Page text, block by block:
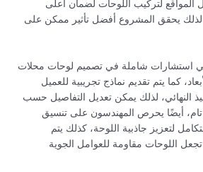
لتركيب اللوحات لضمان أعلى
لذلك يحقق المشروع أفضل تأثير ممكن على
استشارات شاملة في تصميم لوحات محلات
كما يتم تقديم نماذج تجريبية للعميل
النهائي، لذلك يمكن تعديل التفاصيل حسب
أيضًا يحرص المهندسون على تنسيق
لتعزيز جاذبية اللوحة، كذلك يتم
اللوحات مقاومة للعوامل الجوية